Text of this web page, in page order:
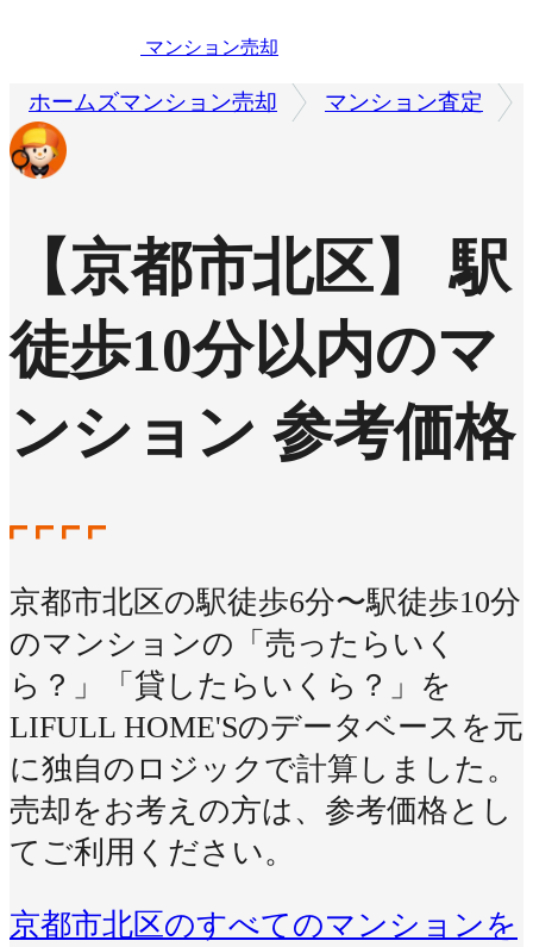
マンション売却
ホームズマンション売却 マンション査定
【京都市北区】 駅
徒歩10分以内のマ
ンション 参考価格
京都市北区の駅徒歩6分〜駅徒歩10分
のマンションの「売ったらいく
ら？」「貸したらいくら？」を
LIFULL HOME'Sのデータベースを元
に独自のロジックで計算しました。
売却をお考えの方は、参考価格とし
てご利用ください。
京都市北区のすべてのマンションを